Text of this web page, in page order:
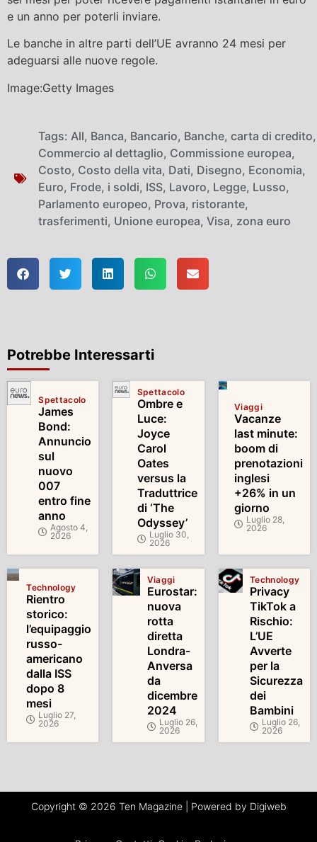
e un anno per poterli inviare.
Le banche in altre parti dell’UE avranno 24 mesi per
adeguarsi alle nuove regole.
Image:Getty Images
Tags: All, Banca, Bancario, Banche, carta di credito,
Commercio al dettaglio, Commissione europea,
Costo, Costo della vita, Dati, Disegno, Economia,
Euro, Frode, i soldi, ISS, Lavoro, Legge, Lusso,
Parlamento europeo, Prova, ristorante,
trasferimenti, Unione europea, Visa, zona euro
Potrebbe Interessarti
Spettacolo
James
Bond:
Annuncio
sul
nuovo
007
entro fine
anno
Agosto 4,
2026
Spettacolo
Ombre e
Luce:
Joyce
Carol
Oates
versus la
Traduttrice
di ‘The
Odyssey’
Luglio 30,
2026
Viaggi
Vacanze
last minute:
boom di
prenotazioni
inglesi
+26% in un
giorno
Luglio 28,
2026
Technology
Rientro
storico:
l’equipaggio
russo-
americano
dalla ISS
dopo 8
mesi
Luglio 27,
2026
Viaggi
Eurostar:
nuova
rotta
diretta
Londra-
Anversa
da
dicembre
2024
Luglio 26,
2026
Technology
Privacy
TikTok a
Rischio:
L’UE
Avverte
per la
Sicurezza
dei
Bambini
Luglio 26,
2026
Copyright © 2026 Ten Magazine | Powered by Digiweb